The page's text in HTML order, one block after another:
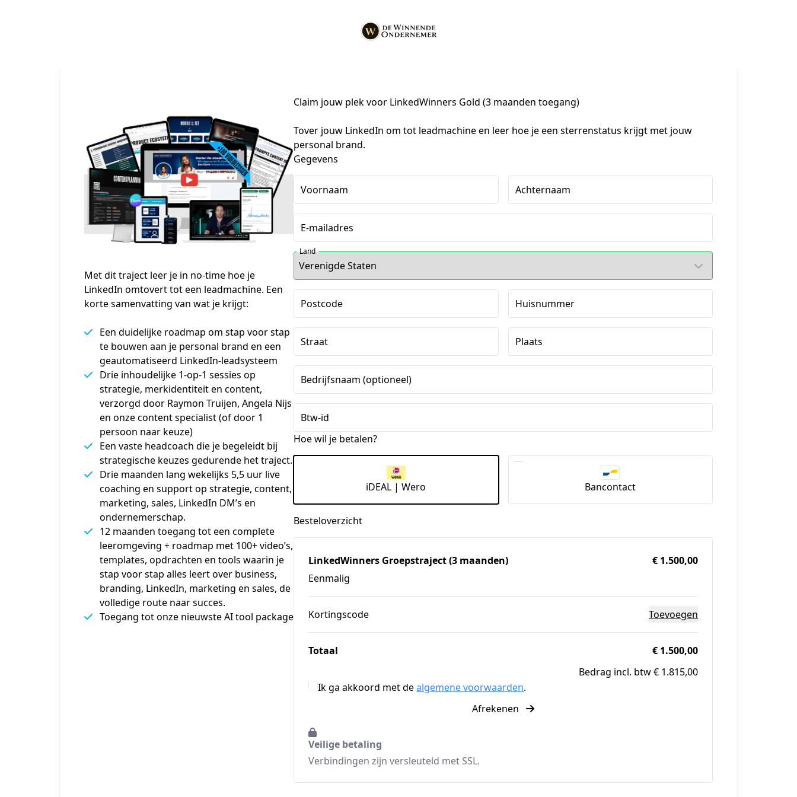
Met dit traject leer je in no-time hoe je
LinkedIn omtovert tot een leadmachine. Een
korte samenvatting van wat je krijgt:
Een duidelijke roadmap om stap voor stap
te bouwen aan je personal brand en een
geautomatiseerd LinkedIn-leadsysteem
Drie inhoudelijke 1-op-1 sessies op
strategie, merkidentiteit en content,
verzorgd door Raymon Truijen, Angela Nijs
en onze content specialist (of door 1
persoon naar keuze)
Een vaste headcoach die je begeleidt bij
strategische keuzes gedurende het traject.
Drie maanden lang wekelijks 5,5 uur live
coaching en support op strategie, content,
marketing, sales, LinkedIn DM’s en
ondernemerschap.
12 maanden toegang tot een complete
leeromgeving + roadmap met 100+ video’s,
templates, opdrachten en tools waarin je
stap voor stap alles leert over business,
branding, LinkedIn, marketing en sales, de
volledige route naar succes.
Toegang tot onze nieuwste AI tool package
Claim jouw plek voor LinkedWinners Gold (3 maanden toegang)
Tover jouw LinkedIn om tot leadmachine en leer hoe je een sterrenstatus krijgt met jouw
personal brand.
Gegevens
Voornaam Achternaam
E-mailadres
Land
Postcode Huisnummer
Straat Plaats
Bedrijfsnaam (optioneel)
Btw-id
Hoe wil je betalen?
iDEAL | Wero Bancontact
Besteloverzicht
LinkedWinners Groepstraject (3 maanden)
Eenmalig
€ 1.500,00
Kortingscode Toevoegen
Totaal
€ 1.500,00
Bedrag incl. btw € 1.815,00
Ik ga akkoord met dealgemene voorwaarden.
Afrekenen
Veilige betaling
Verbindingen zijn versleuteld met SSL.